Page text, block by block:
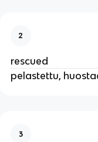
2
rescued
pelastettu,
3